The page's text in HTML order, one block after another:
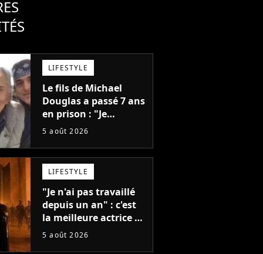
LIFESTYLE
Le fils de Michael
Douglas a passé 7 ans
en prison : "Je
distribuais des joints
5 août 2026
LIFESTYLE
"Je n'ai pas travaillé
depuis un an" : c'est
la meilleure actrice de
L'Odyssée, mais
5 août 2026